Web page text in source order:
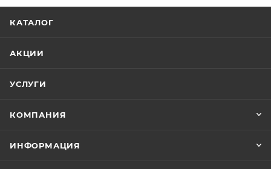
КАТАЛОГ
АКЦИИ
УСЛУГИ
КОМПАНИЯ
ИНФОРМАЦИЯ